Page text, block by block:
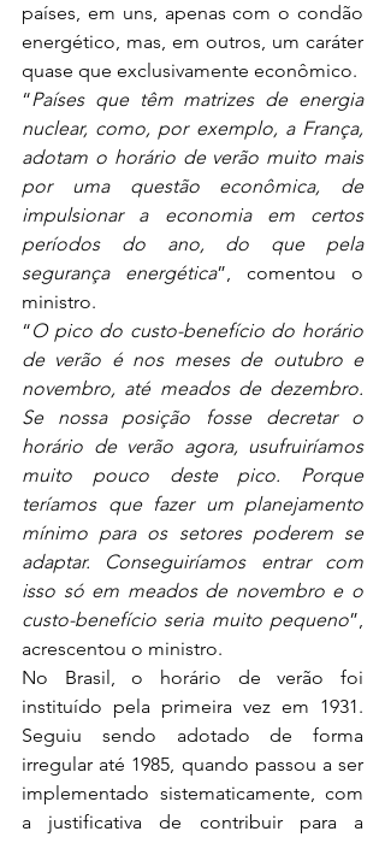
países, em uns, apenas com o condão
energético, mas, em outros, um caráter
quase que exclusivamente econômico.
“Países que têm matrizes de energia
nuclear, como, por exemplo, a França,
adotam o horário de verão muito mais
por uma questão econômica, de
impulsionar a economia em certos
períodos do ano, do que pela
segurança energética”, comentou o
ministro.
“O pico do custo-benefício do horário
de verão é nos meses de outubro e
novembro, até meados de dezembro.
Se nossa posição fosse decretar o
horário de verão agora, usufruiríamos
muito pouco deste pico. Porque
teríamos que fazer um planejamento
mínimo para os setores poderem se
adaptar. Conseguiríamos entrar com
isso só em meados de novembro e o
custo-benefício seria muito pequeno”,
acrescentou o ministro.
No Brasil, o horário de verão foi
instituído pela primeira vez em 1931.
Seguiu sendo adotado de forma
irregular até 1985, quando passou a ser
implementado sistematicamente, com
a justificativa de contribuir para a